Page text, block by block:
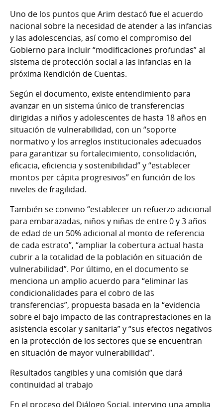
Uno de los puntos que Arim destacó fue el acuerdo
nacional sobre la necesidad de atender a las infancias
y las adolescencias, así como el compromiso del
Gobierno para incluir “modificaciones profundas” al
sistema de protección social a las infancias en la
próxima Rendición de Cuentas.
Según el documento, existe entendimiento para
avanzar en un sistema único de transferencias
dirigidas a niños y adolescentes de hasta 18 años en
situación de vulnerabilidad, con un “soporte
normativo y los arreglos institucionales adecuados
para garantizar su fortalecimiento, consolidación,
eficacia, eficiencia y sostenibilidad” y “establecer
montos per cápita progresivos” en función de los
niveles de fragilidad.
También se convino “establecer un refuerzo adicional
para embarazadas, niños y niñas de entre 0 y 3 años
de edad de un 50% adicional al monto de referencia
de cada estrato”, “ampliar la cobertura actual hasta
cubrir a la totalidad de la población en situación de
vulnerabilidad”. Por último, en el documento se
menciona un amplio acuerdo para “eliminar las
condicionalidades para el cobro de las
transferencias”, propuesta basada en la “evidencia
sobre el bajo impacto de las contraprestaciones en la
asistencia escolar y sanitaria” y “sus efectos negativos
en la protección de los sectores que se encuentran
en situación de mayor vulnerabilidad”.
Resultados tangibles y una comisión que dará
continuidad al trabajo
En el proceso del Diálogo Social, intervino una amplia